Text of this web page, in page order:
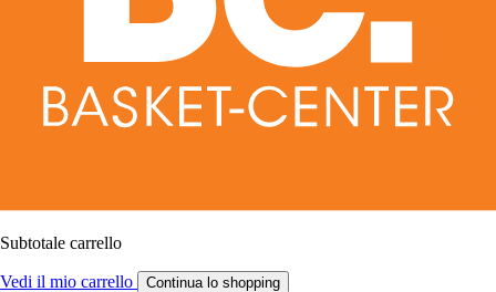
Subtotale carrello
Vedi il mio carrello Continua lo shopping